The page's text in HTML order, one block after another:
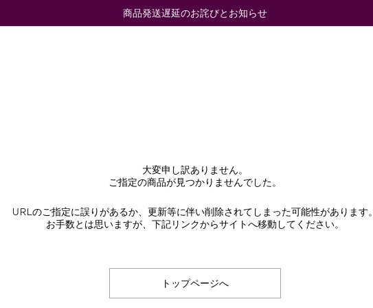
商品発送遅延のお詫びとお知らせ
大変申し訳ありません。
ご指定の商品が見つかりませんでした。
URLのご指定に誤りがあるか、更新等に伴い削除されてしまった可能性があります。
お手数とは思いますが、下記リンクからサイトへ移動してください。
トップページへ